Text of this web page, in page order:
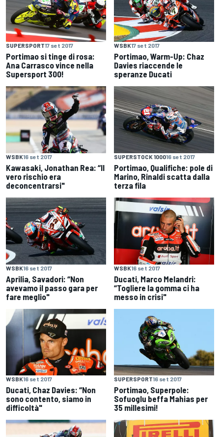
SUPERSPORT17 set 2017
Portimao si tinge di rosa:
Ana Carrasco vince nella
Supersport 300!
WSBK17 set 2017
Portimao, Warm-Up: Chaz
Davies riaccende le
speranze Ducati
WSBK16 set 2017
Kawasaki, Jonathan Rea: “Il
vero rischio era
deconcentrarsi"
SUPERSTOCK 100016 set 2017
Portimao, Qualifiche: pole di
Marino, Rinaldi scatta dalla
terza fila
WSBK16 set 2017
Aprilia, Savadori: “Non
avevamo il passo gara per
fare meglio"
WSBK16 set 2017
Ducati, Marco Melandri:
“Togliere la gomma ci ha
messo in crisi"
WSBK16 set 2017
Ducati, Chaz Davies: “Non
sono contento, siamo in
difficoltà"
SUPERSPORT16 set 2017
Portimao, Superpole:
Sofuoglu beffa Mahias per
35 millesimi!